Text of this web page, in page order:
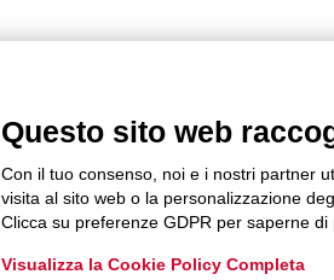
Questo sito web
Con il tuo consenso, noi e i nostri partner
visita al sito web o la personalizzazione
Clicca su preferenze GDPR per saperne di
Visualizza la Cookie Policy Completa